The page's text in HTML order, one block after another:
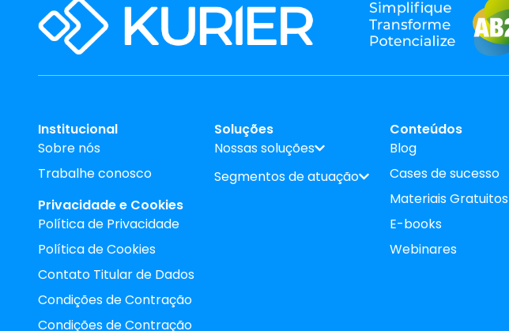
Institucional
Sobre nós
Trabalhe conosco
Privacidade e Cookies
Política de Privacidade
Política de Cookies
Contato Titular de Dados
Condições de Contração
Condições de Contração
Soluções
Nossas soluções
Segmentos de atuação
Conteúdos
Blog
Cases de sucesso
Materiais Gratuitos
E-books
Webinares